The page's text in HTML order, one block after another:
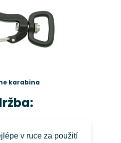
karabina
v ruce za použití